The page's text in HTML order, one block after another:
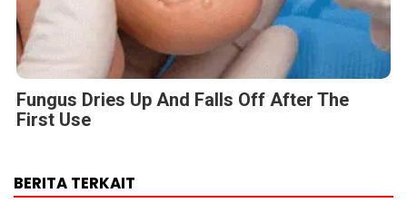
Fungus Dries Up And Falls Off After The
First Use
BERITA TERKAIT